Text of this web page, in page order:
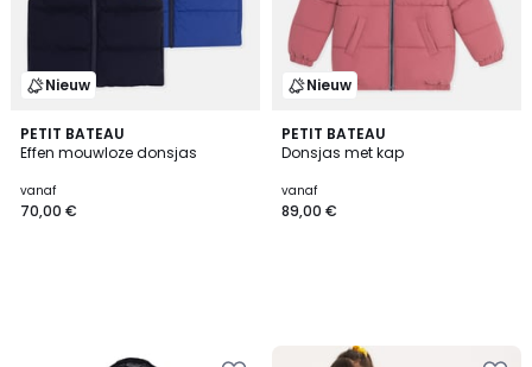
Nieuw
PETIT BATEAU
Effen mouwloze donsjas
vanaf
70,00 €
Nieuw
PETIT BATEAU
Donsjas met kap
vanaf
89,00 €